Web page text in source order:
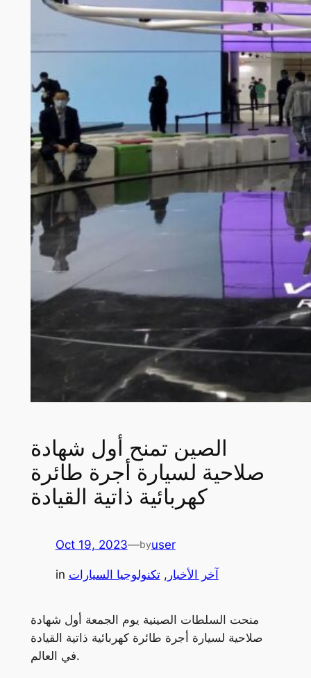
الصين تمنح أول شهادة
صلاحية لسيارة أجرة طائرة
كهربائية ذاتية القيادة
Oct 19, 2023—byuser
in آخر الأخبار , تكنولوجيا السيارات
منحت السلطات الصينية يوم الجمعة أول شهادة
صلاحية لسيارة أجرة طائرة كهربائية ذاتية القيادة
في العالم.